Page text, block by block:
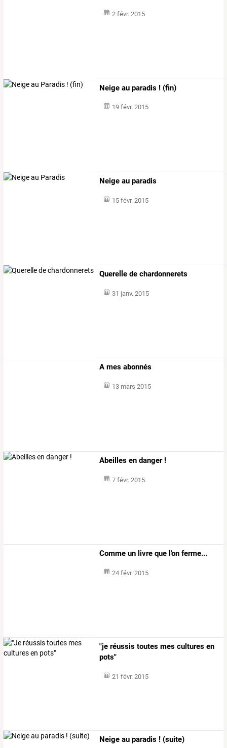
2 févr. 2015
Neige au paradis ! (fin)
19 févr. 2015
Neige au paradis
15 févr. 2015
Querelle de chardonnerets
31 janv. 2015
A mes abonnés
13 mars 2015
Abeilles en danger !
7 févr. 2015
Comme un livre que l'on ferme...
24 févr. 2015
"je réussis toutes mes cultures en
pots"
21 févr. 2015
Neige au paradis ! (suite)